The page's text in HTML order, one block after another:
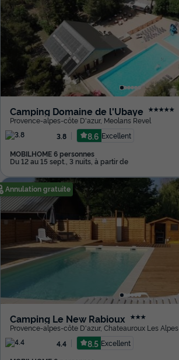
Camping Domaine de l'Ubaye ★★★★★
Provence-alpes-côte D'azur, Meolans Revel
3.8
8.6 Excellent
MOBILHOME 6 personnes
Du 12 au 15 sept., 3 nuits, à partir de
Annulation gratuite
Camping Le New Rabioux ★★★
Provence-alpes-côte D'azur, Chateauroux Les Alpes
4.4
8.5 Excellent